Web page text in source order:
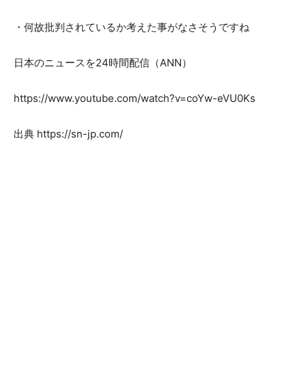
・何故批判されているか考えた事がなさそうですね
日本のニュースを24時間配信（ANN）
https://www.youtube.com/watch?v=coYw-eVU0Ks
出典 https://sn-jp.com/